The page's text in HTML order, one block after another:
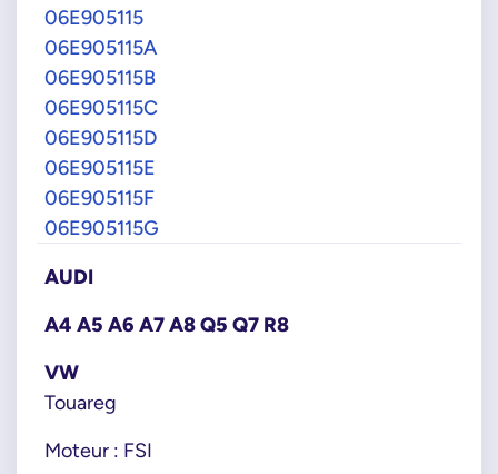
06E905115
06E905115A
06E905115B
06E905115C
06E905115D
06E905115E
06E905115F
06E905115G
AUDI
A4 A5 A6 A7 A8 Q5 Q7 R8
VW
Touareg
Moteur : FSI